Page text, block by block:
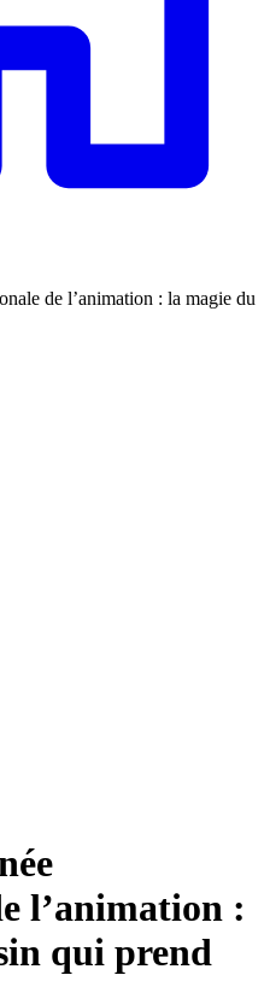
de l’animation : la magie du
l’animation :
qui prend